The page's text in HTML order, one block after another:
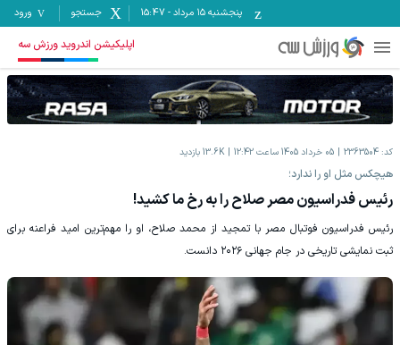
پنجشنبه ۱۵ مرداد -
15:47 جستجو ورود
اپلیکیشن اندروید ورزش سه
کد: 2363504 05 خرداد 1405 ساعت 12:42 13.6K بازدید
هیچکس مثل او را ندارد؛
رئیس فدراسیون مصر صلاح را به رخ ما کشید!
رئیس فدراسیون فوتبال مصر با تمجید از محمد صلاح، او را مهم‌ترین امید فراعنه برای
ثبت نمایشی تاریخی در جام جهانی ۲۰۲۶ دانست.